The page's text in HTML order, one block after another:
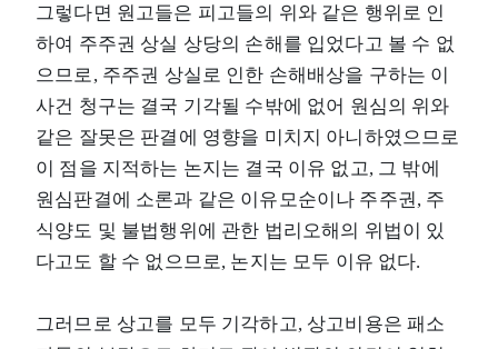
그렇다면 원고들은 피고들의 위와 같은 행위로 인
하여 주주권 상실 상당의 손해를 입었다고 볼 수 없
으므로, 주주권 상실로 인한 손해배상을 구하는 이
사건 청구는 결국 기각될 수밖에 없어 원심의 위와
같은 잘못은 판결에 영향을 미치지 아니하였으므로
이 점을 지적하는 논지는 결국 이유 없고, 그 밖에
원심판결에 소론과 같은 이유모순이나 주주권, 주
식양도 및 불법행위에 관한 법리오해의 위법이 있
다고도 할 수 없으므로, 논지는 모두 이유 없다.
그러므로 상고를 모두 기각하고, 상고비용은 패소